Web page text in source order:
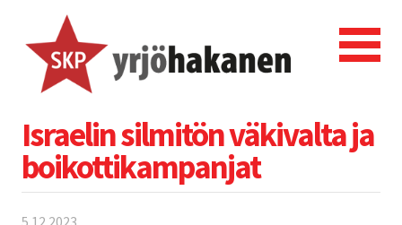
Israelin silmitön väkivalta ja
boikottikampanjat
5.12.2023